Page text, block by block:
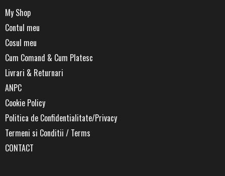
My Shop
Contul meu
Cosul meu
Cum Comand & Cum Platesc
Livrari & Returnari
ANPC
Cookie Policy
Politica de Confidentialitate/Privacy
Termeni si Conditii / Terms
CONTACT